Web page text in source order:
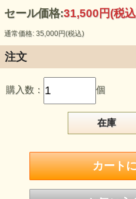
水晶の粉末を焼き固めて整
ギング
セール価格:31,500円(税
通常価格: 35,000円(税込)
注文
購入数： 個
在庫